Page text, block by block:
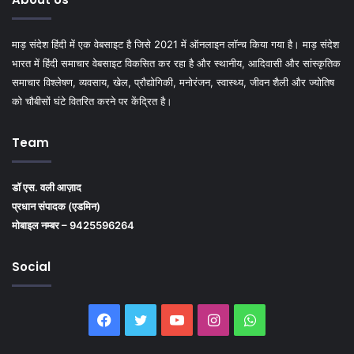
माड़ संदेश हिंदी में एक वेबसाइट है जिसे 2021 में ऑनलाइन लॉन्च किया गया है। माड़ संदेश
भारत में हिंदी समाचार वेबसाइट विकसित कर रहा है और स्थानीय, आदिवासी और सांस्कृतिक
समाचार विश्लेषण, व्यवसाय, खेल, प्रौद्योगिकी, मनोरंजन, स्वास्थ्य, जीवन शैली और ज्योतिष
को चौबीसों घंटे वितरित करने पर केंद्रित है।
Team
डॉ एस. वली आज़ाद
प्रधान संपादक (एडमिन)
मोबाइल नम्बर – 9425596264
Social
Facebook
TwitterYouTubeInstagramWhatsApp